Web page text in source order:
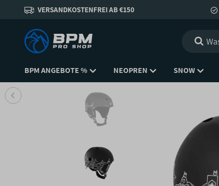
VERSANDKOSTENFREI AB €150
BPM ANGEBOTE % NEOPREN SNOW